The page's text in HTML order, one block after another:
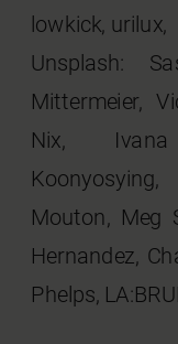
lowkick, urilux,
Unsplash:
Mittermeier,
Nix,
Mouton, Meg
Hernandez,
Phelps,